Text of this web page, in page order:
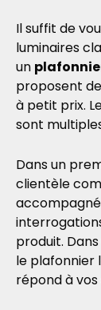
Il suffit de
luminaires
un
proposent
à petit prix.
sont
Dans un
clientèle
produit.
le plafonnier
répond à